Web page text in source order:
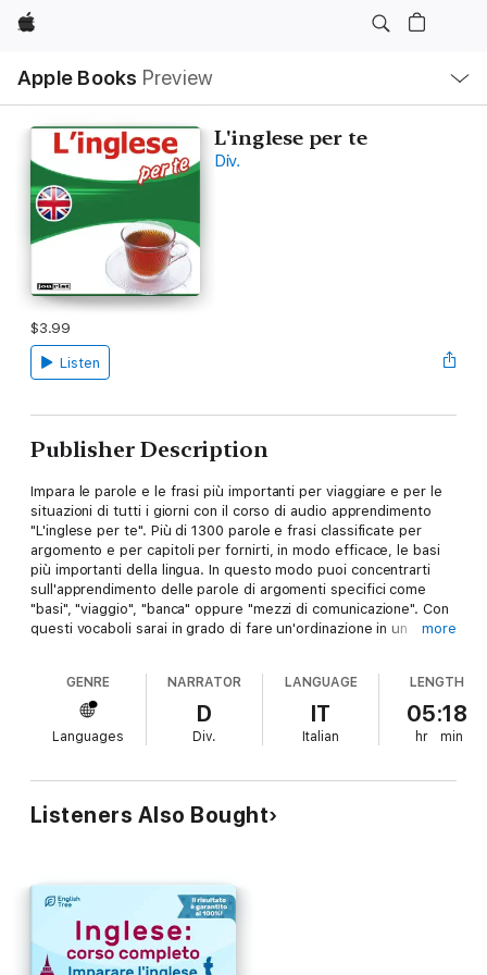
Apple
Apple Books Preview
Nav
Open
Menu
L'inglese per te
Div.
$3.99
Listen
Publisher Description
Impara le parole e le frasi più importanti per viaggiare e per le
situazioni di tutti i giorni con il corso di audio apprendimento
"L'inglese per te". Più di 1300 parole e frasi classificate per
argomento e per capitoli per fornirti, in modo efficace, le basi
più importanti della lingua. In questo modo puoi concentrarti
sull'apprendimento delle parole di argomenti specifici come
"basi", "viaggio", "banca" oppure "mezzi di comunicazione". Con
questi vocaboli sarai in grado di fare un'ordinazione in un
le parole e le frasi come file PDF in modo da poterlo aggiungere
alla tua galleria dopo l'acquisto - per stamparlo, piegarlo e
portarlo con te. L'apprendimento diventa divertente e fornisce
un'intensa preparazione che ti accompagnerà nel tuo prossimo
Con questo titolo ricevete un file PDF che verrà aggiunto
automaticamente alla vostra biblioteca dopo l’acquisto.
more
GENRE
Languages
NARRATOR
D
Div.
LANGUAGE
IT
Italian
LENGTH
05:18
hr min
Listeners Also Bought